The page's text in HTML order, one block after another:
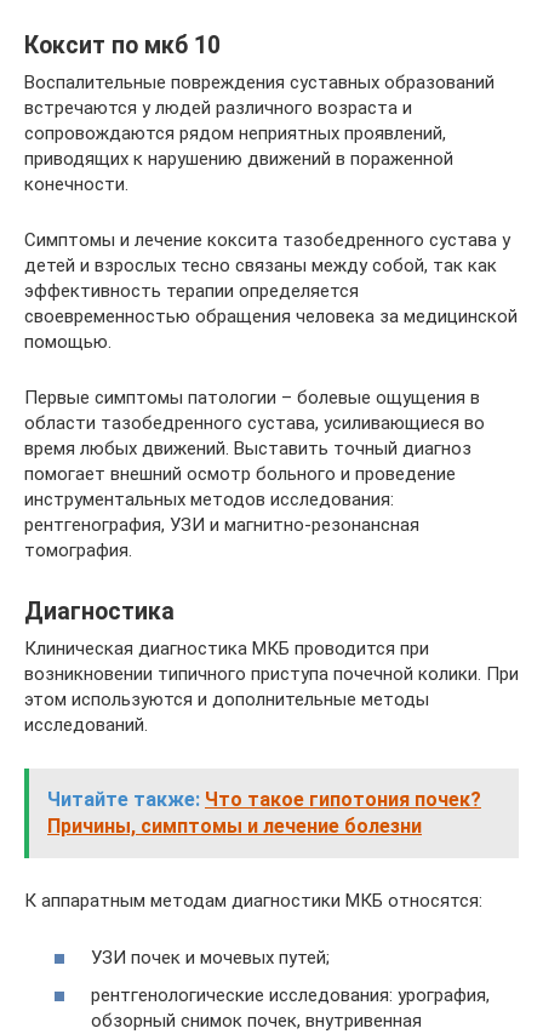
Коксит по мкб 10
Воспалительные повреждения суставных образований
встречаются у людей различного возраста и
сопровождаются рядом неприятных проявлений,
приводящих к нарушению движений в пораженной
конечности.
Симптомы и лечение коксита тазобедренного сустава у
детей и взрослых тесно связаны между собой, так как
эффективность терапии определяется
своевременностью обращения человека за медицинской
помощью.
Первые симптомы патологии – болевые ощущения в
области тазобедренного сустава, усиливающиеся во
время любых движений. Выставить точный диагноз
помогает внешний осмотр больного и проведение
инструментальных методов исследования:
рентгенография, УЗИ и магнитно-резонансная
томография.
Диагностика
Клиническая диагностика МКБ проводится при
возникновении типичного приступа почечной колики. При
этом используются и дополнительные методы
исследований.
Читайте также: Что такое гипотония почек?
Причины, симптомы и лечение болезни
К аппаратным методам диагностики МКБ относятся:
УЗИ почек и мочевых путей;
рентгенологические исследования: урография,
обзорный снимок почек, внутривенная